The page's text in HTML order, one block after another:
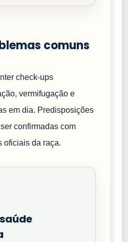
comuns
check-ups
vermifugação e
em dia. Predisposições
confirmadas com
oficiais da raça.